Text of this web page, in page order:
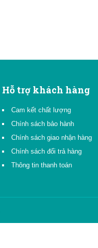
Hỗ trợ khách hàng
Cam kết chất lượng
Chính sách bảo hành
Chính sách giao nhận hàng
Chính sách đổi trả hàng
Thông tin thanh toán